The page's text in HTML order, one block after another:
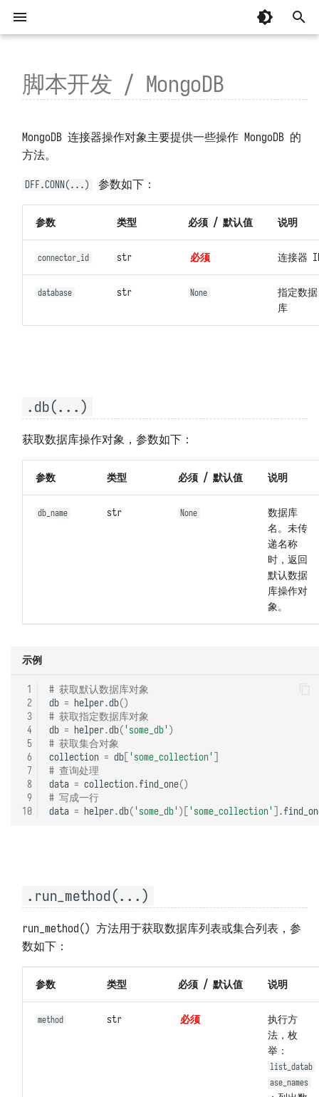
系统要求
国产操作系统兼容性
安装部署
单机部署
虚拟目录部署
树莓派官方系统部署
树莓派 Ubuntu 部署
升级和重启
重置管理员密码
管理员工具
数据保存位置
上报自观测数据
整体 脚本库
连接器
管理模块
总览
定时任务
Access Token
实验性功能
.db(...)
.run_method(...)
忘记安装目录
安装部署时脚本中断
容器无法正常运行
安装后占据大量主机磁盘
系统启动缓慢
函数执行超时
函数执行无响应
包无法 import 或版本错误
外网无法访问本系统
MCP 编程
📚 专辑：AI 辅助编程 AI 辅助编程
从 OpenCode 接入并实现建站
📚 专辑：观测云监控器
有关「监控器」常见问题
掌握「监控器」日志
监控器模板中的函数
监控器、短信、语音计量详解
监控器自动暂停
连接并操作观测云 DataKit
通过 DataKit 向观测云写入数据
通过阿里云 DataV 展示数据
接收观测云 Webhook 自定义告警
以往版本 DataFlux Func 7.x
DataFlux Func 6.x
DataFlux Func 2.x
DataFlux Func 1.x
附属版 Func 版本对照表
版本兼容性说明
起步
基础补充
第三方库
代码片段参考
脚本开发 / MongoDB
MongoDB 连接器操作对象主要提供一些操作 MongoDB 的
方法。
DFF.CONN(...) 参数如下：
参数 类型 必须 / 默认值 说明
connector_id str 必须 连接器
database str None
指定数据
库
.db(...)
获取数据库操作对象，参数如下：
参数 类型 必须 / 默认值 说明
db_name str None
数据库
名。未传
递名称
时，返回
默认数据
库操作对
象。
示例
1
2
3
4
5
6
7
8
9
10
# 获取默认数据库对象
db = helper.db()
# 获取指定数据库对象
db = helper.db( 'some_db' )
# 获取集合对象
collection = db 'some_collection'
# 查询处理
data = collection.find_one()
# 写成一行
data = helper.db( 'some_db' )[ 'some_collection' .
.run_method(...)
run_method() 方法用于获取数据库列表或集合列表，参
数如下：
参数 类型 必须 / 默认值 说明
method str 必须
执行方
法，枚
举：
list_datab
ase_names